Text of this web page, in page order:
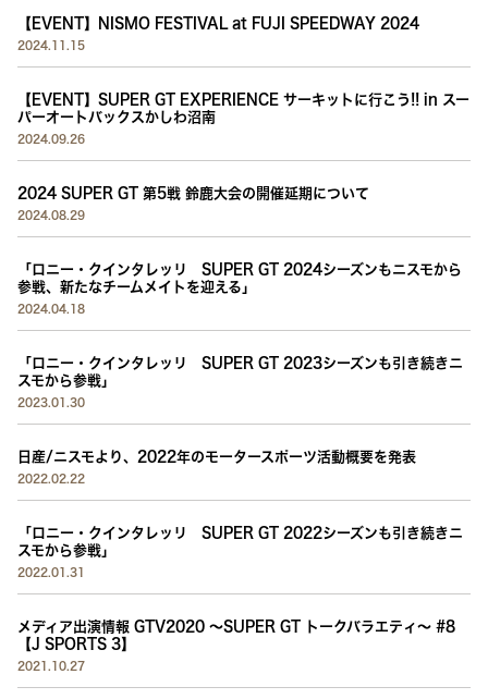
【EVENT】NISMO FESTIVAL at FUJI SPEEDWAY 2024
2024.11.15
【EVENT】SUPER GT EXPERIENCE サーキットに行こう!! in スー
パーオートバックスかしわ沼南
2024.09.26
2024 SUPER GT 第5戦 鈴鹿大会の開催延期について
2024.08.29
「ロニー・クインタレッリ SUPER GT 2024シーズンもニスモから
参戦、新たなチームメイトを迎える」
2024.04.18
「ロニー・クインタレッリ SUPER GT 2023シーズンも引き続きニ
スモから参戦」
2023.01.30
日産/ニスモより、2022年のモータースポーツ活動概要を発表
2022.02.22
「ロニー・クインタレッリ SUPER GT 2022シーズンも引き続きニ
スモから参戦」
2022.01.31
メディア出演情報 GTV2020 〜SUPER GT トークバラエティ〜 #8
【J SPORTS 3】
2021.10.27